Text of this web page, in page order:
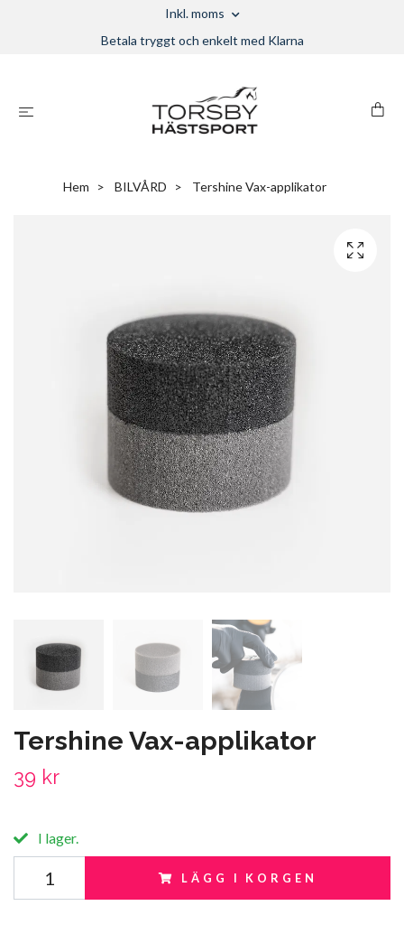
Inkl. moms
Betala tryggt och enkelt med Klarna
Hem BILVÅRD Tershine Vax-applikator
Tershine Vax-applikator
39 kr
I lager.
LÄGG I KORGEN